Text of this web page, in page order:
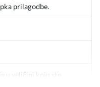
prilagodbe.
u veličini koju ste